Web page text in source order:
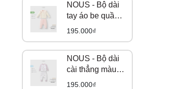
NOUS - Bộ dài
tay áo be quần
hồng in họa tiết
195.000₫
NOUS - Bộ dài
cài thẳng màu
trắng họa tiết
195.000₫